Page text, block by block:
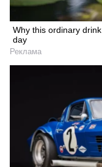
Why this ordinary
day
Реклама